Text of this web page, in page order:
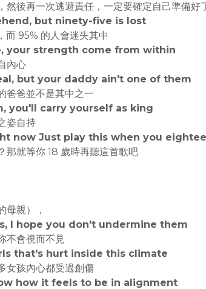
然後再一次逃避責任，一定要確定自己準備好
but ninety-five is lost
而 95% 的人會迷失其中
your strength come from within
內心
but your daddy ain't one of them
爸爸並不是其中之一
you'll carry yourself as king
姿自持
now Just play this when you
那就等你 18 歲時再聽這首歌吧
親），
I hope you don't undermine them
不會視而不見
that's hurt inside this climate
女孩內心都受過創傷
how it feels to be in alignment